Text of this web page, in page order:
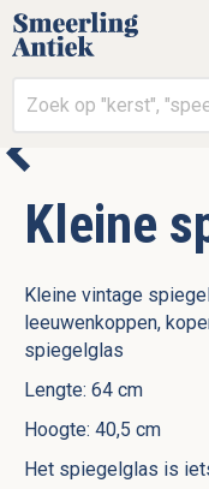
Kleine
Kleine vintage
leeuwenkoppen,
spiegelglas
Lengte: 64 cm
Hoogte: 40,5 cm
Het spiegelglas is